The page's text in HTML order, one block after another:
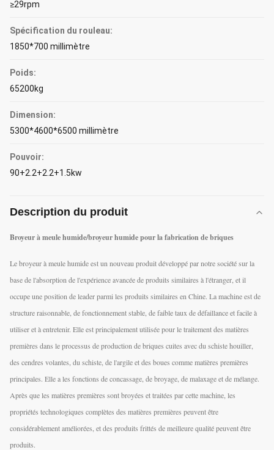
≥29rpm
Spécification du rouleau:
1850*700 millimètre
Poids:
65200kg
Dimension:
5300*4600*6500 millimètre
Pouvoir:
90+2.2+2.2+1.5kw
Description du produit
Broyeur à meule humide/broyeur humide pour la fabrication de briques
Le broyeur à meule humide est un nouveau produit développé par notre société sur la
base de l'absorption de l'expérience avancée de produits similaires à l'étranger, et il
occupe une position de leader parmi les produits similaires en Chine. La machine est de
structure raisonnable, de fonctionnement stable, de faible taux de défaillance et facile à
utiliser et à entretenir. Elle est principalement utilisée pour le traitement des matières
premières dans le processus de production de briques cuites avec du schiste houiller,
des cendres volantes, du schiste, de l'argile et des boues comme matières premières
principales. Elle a les fonctions de concassage, de broyage, de malaxage et de mélange.
Après que les matières premières sont broyées et traitées par cette machine, les
propriétés technologiques complètes des matières premières peuvent être
considérablement améliorées, et des produits frittés de meilleure qualité peuvent être
produits.